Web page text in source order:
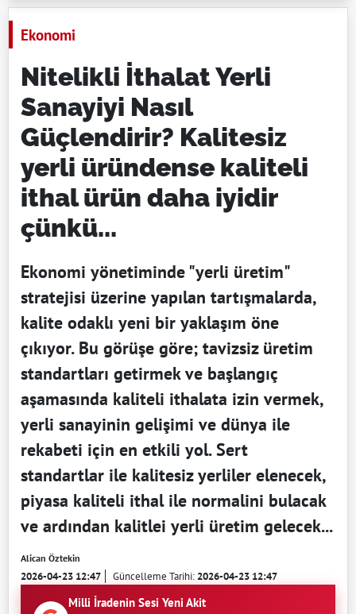
Ekonomi
Nitelikli İthalat Yerli
Sanayiyi Nasıl
Güçlendirir? Kalitesiz
yerli üründense kaliteli
ithal ürün daha iyidir
çünkü...
Ekonomi yönetiminde "yerli üretim"
stratejisi üzerine yapılan tartışmalarda,
kalite odaklı yeni bir yaklaşım öne
çıkıyor. Bu görüşe göre; tavizsiz üretim
standartları getirmek ve başlangıç
aşamasında kaliteli ithalata izin vermek,
yerli sanayinin gelişimi ve dünya ile
rekabeti için en etkili yol. Sert
standartlar ile kalitesiz yerliler elenecek,
piyasa kaliteli ithal ile normalini bulacak
ve ardından kalitlei yerli üretim gelecek...
Alican Öztekin
2026-04-23 12:47 Güncelleme Tarihi:2026-04-23 12:47
Milli İradenin Sesi Yeni Akit